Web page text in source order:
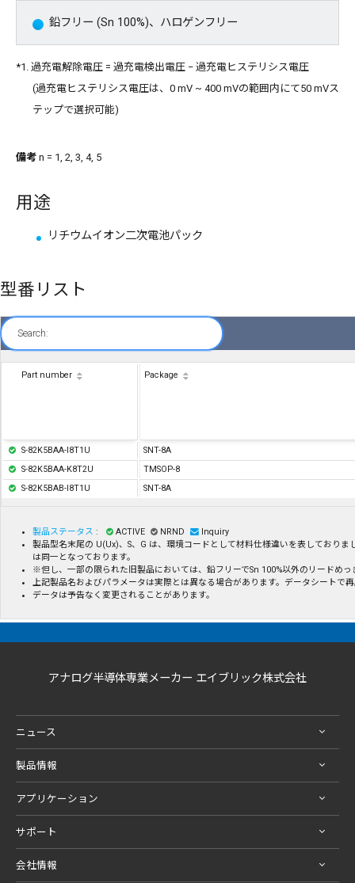
鉛フリー (Sn 100%)、ハロゲンフリー
*1. 過充電解除電圧 = 過充電検出電圧 − 過充電ヒステリシス電圧
(過充電ヒステリシス電圧は、0 mV ~ 400 mVの範囲内にて50 mVス
テップで選択可能)
備考 n = 1, 2, 3, 4, 5
用途
リチウムイオン二次電池パック
型番リスト
Search:
Part number Package
S-82K5BAA-I8T1U
SNT-8A
S-82K5BAA-K8T2U
TMSOP-8
S-82K5BAB-I8T1U
SNT-8A
製品ステータス : ACTIVE NRND
Inquiry
製品型名末尾の U(Ux)、S、G は、環境コードとして材料仕様違いを表しており
は同一となっております。
※但し、一部の限られた旧製品においては、鉛フリーでSn 100%以外のリードめ
上記製品名およびパラメータは実際とは異なる場合があります。データシートで
データは予告なく変更されることがあります。
アナログ半導体専業メーカー エイブリック株式会社
ニュース
製品情報
アプリケーション
サポート
会社情報